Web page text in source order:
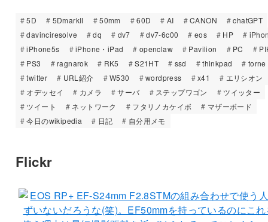
5D 5DmarkII 50mm 60D AI CANON
chatGPT
davinciresolve
dq dv7 dv7-6c00 eos HP
iPhone5s
iPhone・iPad openclaw Pavilion PC
PS3
ragnarok RK5 S21HT ssd thinkpad
torne
twitter
URL紹介 W530 wordpress x41
エリシオン
オデッセイ
カメラ サーバ ステップワゴン
ツイッター
ツイート
ネットワーク フタリノカケイボ
マザーボード
今日のwikipedia
日記 自分用メモ
Flickr